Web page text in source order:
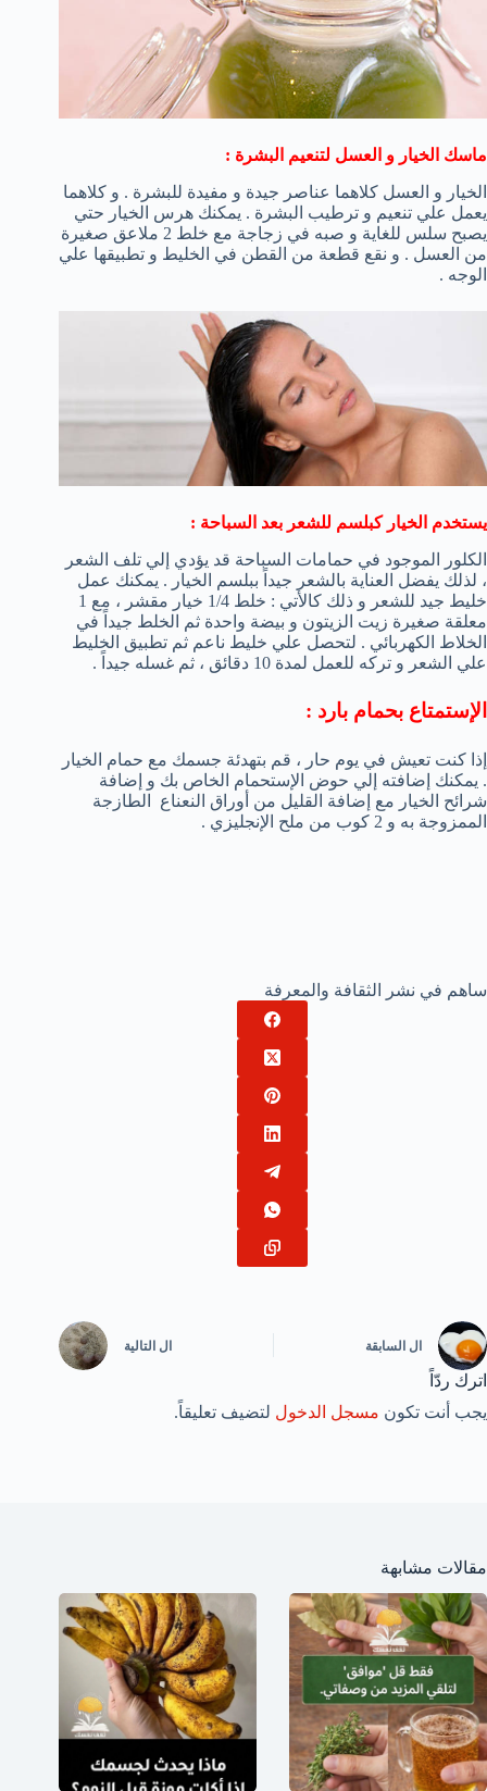
ماسك الخيار و العسل لتنعيم البشرة :
الخيار و العسل كلاهما عناصر جيدة و مفيدة للبشرة . و كلاهما
يعمل علي تنعيم و ترطيب البشرة . يمكنك هرس الخيار حتي
يصبح سلس للغاية و صبه في زجاجة مع خلط 2 ملاعق صغيرة
من العسل . و نقع قطعة من القطن في الخليط و تطبيقها علي
الوجه .
يستخدم الخيار كبلسم للشعر بعد السباحة :
الكلور الموجود في حمامات السباحة قد يؤدي إلي تلف الشعر
، لذلك يفضل العناية بالشعر جيداً ببلسم الخيار . يمكنك عمل
خليط جيد للشعر و ذلك كالأتي : خلط 1/4 خيار مقشر ، مع 1
معلقة صغيرة زيت الزيتون و بيضة واحدة ثم الخلط جيداً في
الخلاط الكهربائي . لتحصل علي خليط ناعم ثم تطبيق الخليط
علي الشعر و تركه للعمل لمدة 10 دقائق ، ثم غسله جيداً .
الإستمتاع بحمام بارد :
إذا كنت تعيش في يوم حار ، قم بتهدئة جسمك مع حمام الخيار
. يمكنك إضافته إلي حوض الإستحمام الخاص بك و إضافة
شرائح الخيار مع إضافة القليل من أوراق النعناع الطازجة
الممزوجة به و 2 كوب من ملح الإنجليزي .
ساهم في نشر الثقافة والمعرفة
ال السابقة ال التالية
اترك ردّاً
يجب أنت تكون مسجل الدخول لتضيف تعليقاً.
مقالات مشابهة